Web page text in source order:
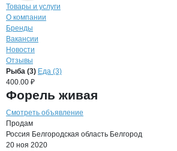
Навигация по странице
Товары и услуги
О компании
Бренды
Вакансии
Новости
Отзывы
Продукция
Навигация по продуктам
Рыба (3) Еда (3)
400.00 ₽
Форель живая
Смотреть объявление
Продам
Россия Белгородская область Белгород
20 ноя 2020